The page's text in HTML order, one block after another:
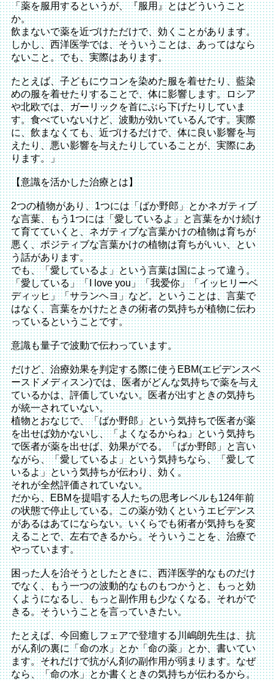
「薬を服用するというが、『服用』とはどういうこと
か。
飲まないで薬を近づけただけで、効くことがあります。
しかし、西洋医学では、そういうことは、あってはなら
ないこと。でも、実際はあります。
たとえば、子どもにウコンを染めた服を着せたり、藍染
めの服を着せたりすることで、体に影響します。ロシア
や北欧では、ガーリックを首にぶら下げたりしていま
す。食べていないけど、波動が効いているんです。実際
に、飲まなくても、近づけるだけで、体に良い影響を与
えたり、悪い影響を与えたりしていることが、実際にあ
ります。」
【意識を活かした治療とは】
2つの植物があり、1つには「ばか野郎」とかネガティブ
な言葉、もう1つには「愛しているよ」と言葉をかけ続け
て育てていくと、ネガティブな言葉かけの植物は育ちが
悪く、ポジティブな言葉かけの植物は育ちがいい、とい
う話があります。
でも、「愛しているよ」という言葉は国によって違う。
「愛している」「I love you」「我爱你」「イッヒリーベ
ディッヒ」「サランヘヨ」など。ということは、言葉で
はなく、言葉をかけたときの術者の気持ちが植物に伝わ
っているということです。
意識も量子で波動で伝わっています。
だけど、治療効果を判定する際に使うEBM(エビデンスベ
ースドメディスン)では、医者がどんな気持ちで薬を与え
ているかは、評価していない。医者が出すときの気持ち
が統一されていない。
植物とおなじで、「ばか野郎」という気持ちで医者が薬
を出せば効かないし、「よくなるからね」という気持ち
で医者が薬を出せば、効果がでる。「ばか野郎」と言い
ながら、「愛しているよ」という気持ちなら、「愛して
いるよ」という気持ちが伝わり、効く。
それが全然評価されていない。
だから、EBMを提唱する人たちの思考レベルも124年前
の状態で停止している。この薬が効くというエビデンス
があるはあてにならない。いくらでも術者が気持ちを変
えることで、左右できるから。そういうことを、治療で
やっています。
困った人を治そうとしたときに、西洋医学的なものだけ
でなく、もう一つの波動的なものもつかうと、もっと効
くようになるし、もっと副作用も少なくなる。それがで
きる。そういうことを言っていきたい。
たとえば、今回癒しフェアで登壇する川嶋朗先生は、抗
がん剤の裏に「命の水」とか「命の薬」とか、書いてい
ます。それだけで抗がん剤の副作用が弱まります。なぜ
なら、「命の水」とか書くときの気持ちが伝わるから。